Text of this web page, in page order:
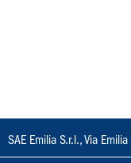
SAE Emilia S.r.l., Via